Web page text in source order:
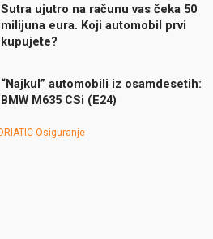
Sutra ujutro na računu vas čeka 50
milijuna eura. Koji automobil prvi
kupujete?
“Najkul” automobili iz osamdesetih:
BMW M635 CSi (E24)